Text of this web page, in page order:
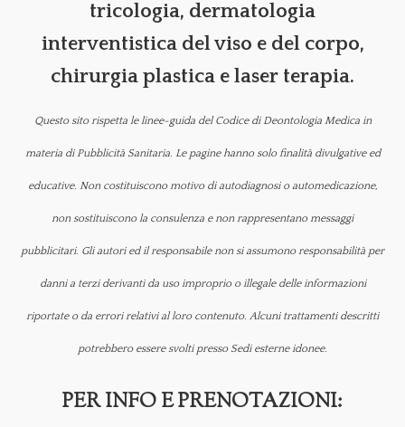
tricologia, dermatologia
interventistica del viso e del corpo,
chirurgia plastica e laser terapia.
Questo sito rispetta le linee-guida del Codice di Deontologia Medica in
materia di Pubblicità Sanitaria. Le pagine hanno solo finalità divulgative ed
educative. Non costituiscono motivo di autodiagnosi o automedicazione,
non sostituiscono la consulenza e non rappresentano messaggi
pubblicitari. Gli autori ed il responsabile non si assumono responsabilità per
danni a terzi derivanti da uso improprio o illegale delle informazioni
riportate o da errori relativi al loro contenuto. Alcuni trattamenti descritti
potrebbero essere svolti presso Sedi esterne idonee.
PER INFO E PRENOTAZIONI: